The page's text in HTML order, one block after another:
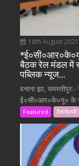
18th August 2021
बैठक रेल मंडल में
पब्लिक न्यूज…
वन्दना झा,
ई०सी०आर०के०यू० के
Featured टैकनोलजी